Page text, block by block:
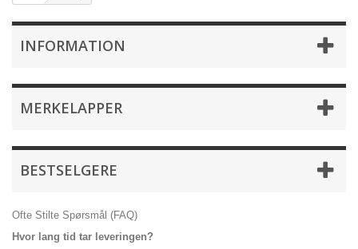
INFORMATION
MERKELAPPER
BESTSELGERE
Ofte Stilte Spørsmål (FAQ)
Hvor lang tid tar leveringen?